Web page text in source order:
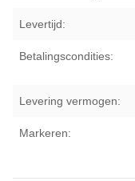
Levertijd:
Betalingscondities:
Levering vermogen:
Markeren: